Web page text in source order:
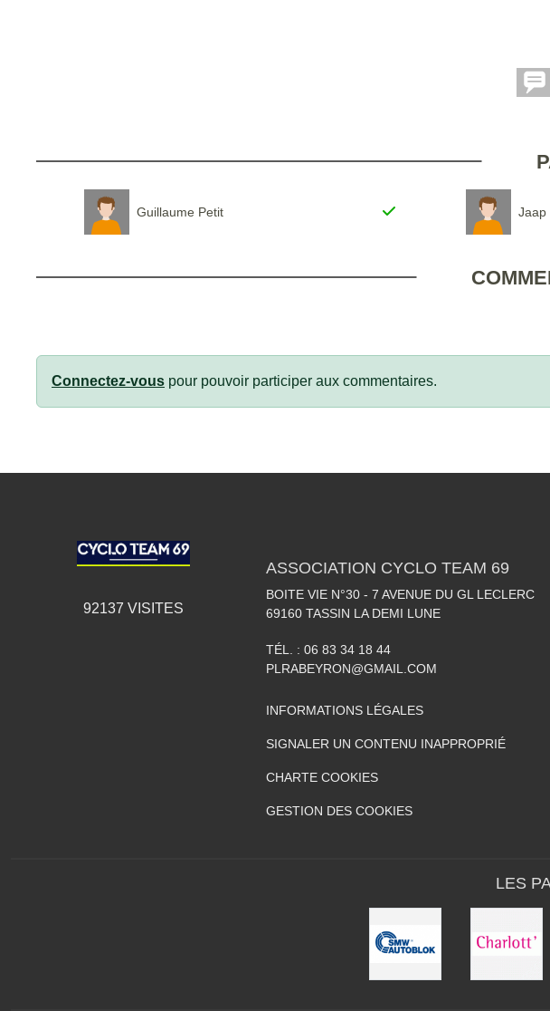
Guillaume Petit Jaap
Connectez-vous pour pouvoir participer aux commentaires.
92137 VISITES
ASSOCIATION CYCLO TEAM 69
BOITE VIE N°30 - 7 AVENUE DU GL LECLERC
69160 TASSIN LA DEMI LUNE
TÉL. : 06 83 34 18 44
PLRABEYRON@GMAIL.COM
INFORMATIONS LÉGALES
SIGNALER UN CONTENU INAPPROPRIÉ
CHARTE COOKIES
GESTION DES COOKIES
LES